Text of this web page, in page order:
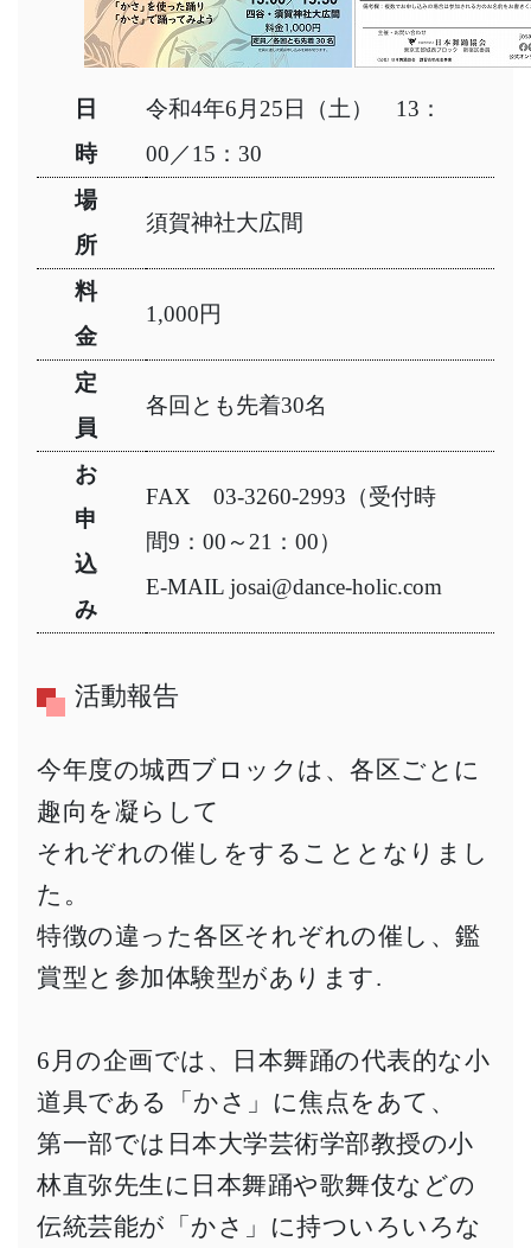
日
時
令和4年6月25日（土） 13：
00／15：30
場
所
須賀神社大広間
料
金
1,000円
定
員
各回とも先着30名
お
申
込
み
FAX 03-3260-2993（受付時
間9：00～21：00）
E-MAIL josai@dance-holic.com
活動報告
今年度の城西ブロックは、各区ごとに
趣向を凝らして
それぞれの催しをすることとなりまし
た。
特徴の違った各区それぞれの催し、鑑
賞型と参加体験型があります.
6月の企画では、日本舞踊の代表的な小
道具である「かさ」に焦点をあて、
第一部では日本大学芸術学部教授の小
林直弥先生に日本舞踊や歌舞伎などの
伝統芸能が「かさ」に持ついろいろな